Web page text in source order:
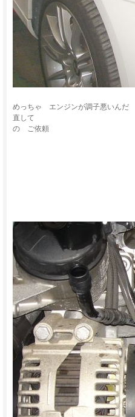
めっちゃ エンジンが調子悪いんだ
直して
の ご依頼